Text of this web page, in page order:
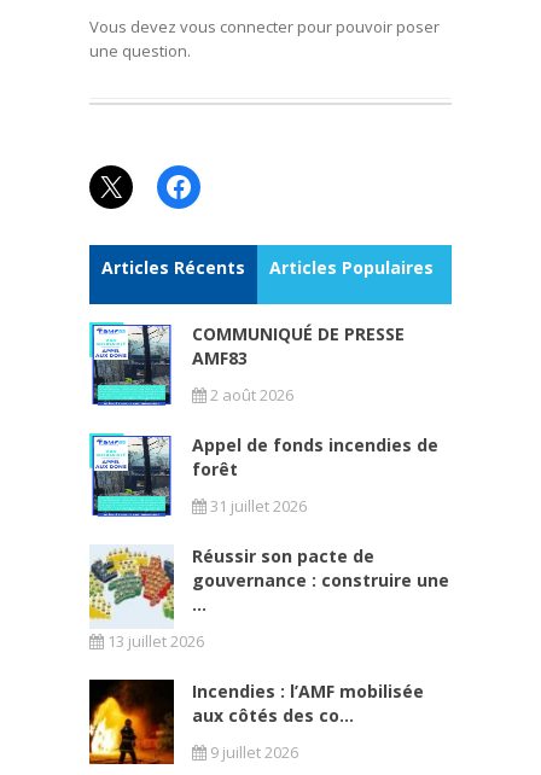
Vous devez vous connecter pour pouvoir poser
une question.
X Facebook
Articles Récents Articles Populaires
COMMUNIQUÉ DE PRESSE
AMF83
2 août 2026
Appel de fonds incendies de
forêt
31 juillet 2026
Réussir son pacte de
gouvernance : construire une
...
13 juillet 2026
Incendies : l’AMF mobilisée
aux côtés des co...
9 juillet 2026